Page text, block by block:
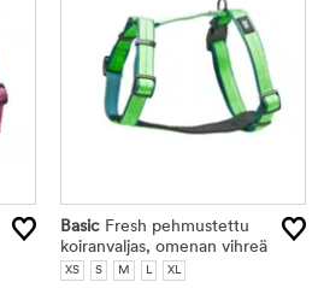
Basic Fresh pehmustettu
koiranvaljas, omenan vihreä
XS S M L XL